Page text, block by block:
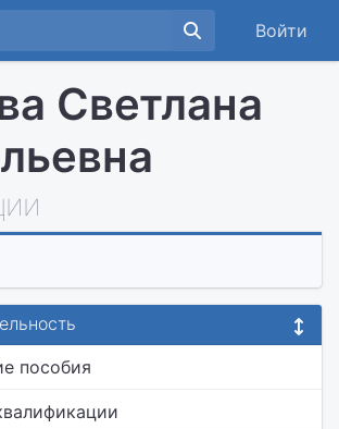
Войти
Светлана
пособия